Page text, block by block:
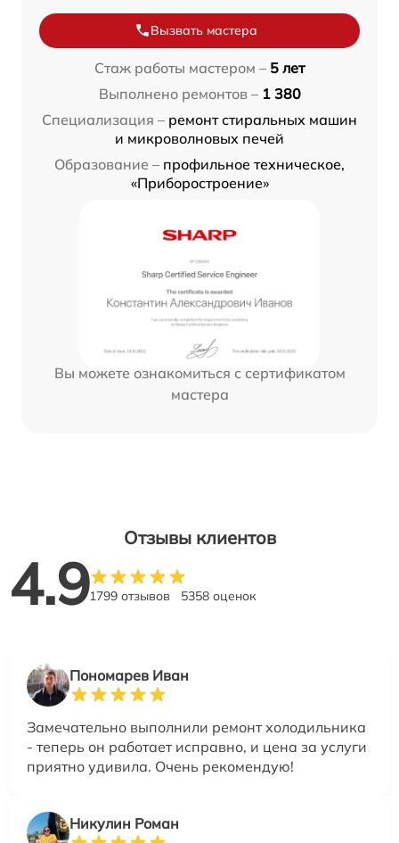
Вызвать мастера
Стаж работы мастером – 5 лет
Выполнено ремонтов – 1 380
Специализация – ремонт стиральных машин
и микроволновых печей
Образование – профильное техническое,
«Приборостроение»
Вы можете ознакомиться с сертификатом
мастера
Отзывы клиентов
4.91799 отзывов 5358 оценок
Пономарев Иван
Замечательно выполнили ремонт холодильника
- теперь он работает исправно, и цена за услуги
приятно удивила. Очень рекомендую!
Никулин Роман